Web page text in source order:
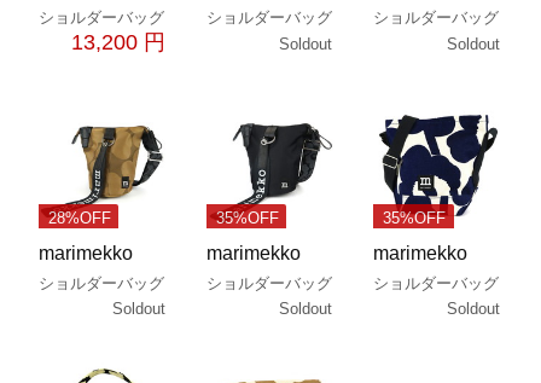
ショルダーバッグ
13,200 円
ショルダーバッグ
Soldout
ショルダーバッグ
Soldout
28%OFF
marimekko
ショルダーバッグ
Soldout
35%OFF
marimekko
ショルダーバッグ
Soldout
35%OFF
marimekko
ショルダーバッグ
Soldout